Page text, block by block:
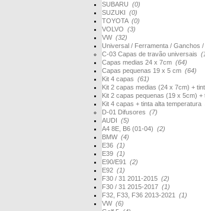
SUBARU (0)
SUZUKI (0)
TOYOTA (0)
VOLVO (3)
VW (32)
Universal / Ferramenta / Ganchos
C-03 Capas de travão universais
Capas medias 24 x 7cm (64)
Capas pequenas 19 x 5 cm (64)
Kit 4 capas (61)
Kit 2 capas medias (24 x 7cm) +
Kit 2 capas pequenas (19 x 5cm) +
Kit 4 capas + tinta alta temperatura
D-01 Difusores (7)
AUDI (5)
A4 8E, B6 (01-04) (2)
BMW (4)
E36 (1)
E39 (1)
E90/E91 (2)
E92 (1)
F30 / 31 2011-2015 (2)
F30 / 31 2015-2017 (1)
F32, F33, F36 2013-2021 (1)
VW (6)